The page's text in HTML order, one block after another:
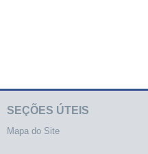
SEÇÕES ÚTEIS
Mapa do Site